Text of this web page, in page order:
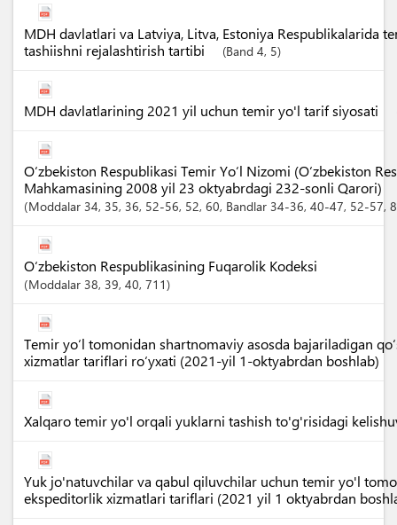
MDH davlatlari va Latviya, Litva, Estoniya Respublikalarida
tashiishni rejalashtirish tartibi
(Band 4, 5)
MDH davlatlarining 2021 yil uchun temir yo'l tarif siyosati
O‘zbekiston Respublikasi Temir Yo‘l Nizomi (O‘zbekiston
Mahkamasining 2008 yil 23 oktyabrdagi 232-sonli Qarori)
Moddalar 34, 35, 36, 52-56, 52, 60, Bandlar 34-36, 40-47, 52-57,
O‘zbekiston Respublikasining Fuqarolik Kodeksi
Moddalar 38, 39, 40, 711
Temir yo‘l tomonidan shartnomaviy asosda bajariladigan
xizmatlar tariflari ro‘yxati (2021-yil 1-oktyabrdan boshlab)
Xalqaro temir yo'l orqali yuklarni tashish to'g'risidagi
Yuk jo'natuvchilar va qabul qiluvchilar uchun temir yo'l
ekspeditorlik xizmatlari tariflari (2021 yil 1 oktyabrdan